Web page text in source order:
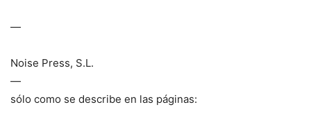
—
Noise Press, S.L.
—
sólo como se describe en las páginas: